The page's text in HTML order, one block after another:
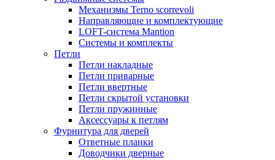
Механизмы Terno scorrevoli
Направляющие и комплектующие
LOFT-cистема Mantion
Системы и комплекты
Петли
Петли накладные
Петли приварные
Петли ввертные
Петли скрытой установки
Петли пружинные
Аксессуары к петлям
Фурнитура для дверей
Ответные планки
Доводчики дверные